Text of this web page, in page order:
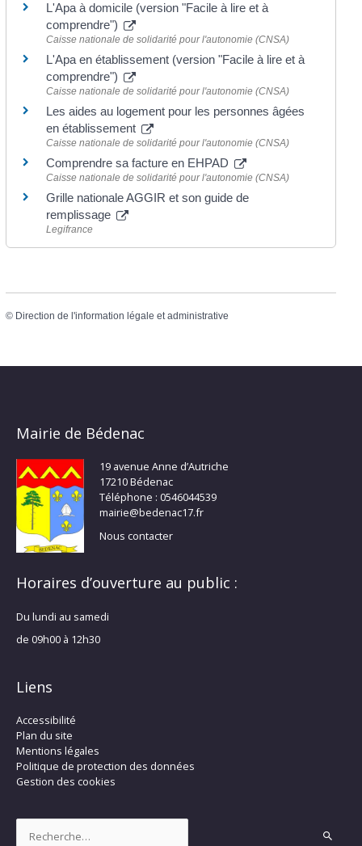
L'Apa à domicile (version "Facile à lire et à
comprendre")
Caisse nationale de solidarité pour l'autonomie (CNSA)
L'Apa en établissement (version "Facile à lire et à
comprendre")
Caisse nationale de solidarité pour l'autonomie (CNSA)
Les aides au logement pour les personnes âgées
en établissement
Caisse nationale de solidarité pour l'autonomie (CNSA)
Comprendre sa facture en EHPAD
Caisse nationale de solidarité pour l'autonomie (CNSA)
Grille nationale AGGIR et son guide de
remplissage
Legifrance
© Direction de l'information légale et administrative
Mairie de Bédenac
19 avenue Anne d’Autriche
17210 Bédenac
Téléphone : 0546044539
mairie@bedenac17.fr
Nous contacter
Horaires d’ouverture au public :
Du lundi au samedi
de 09h00 à 12h30
Liens
Accessibilité
Plan du site
Mentions légales
Politique de protection des données
Gestion des cookies